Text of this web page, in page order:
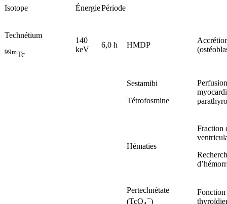
Isotope ÉnergiePériode
Technétium
99mTc
140
keV
6,0 h HMDP
Sestamibi
Tétrofosmine
Perfusion
Hématies
Fraction
Pertechnétate
(TcO −)
Fonction